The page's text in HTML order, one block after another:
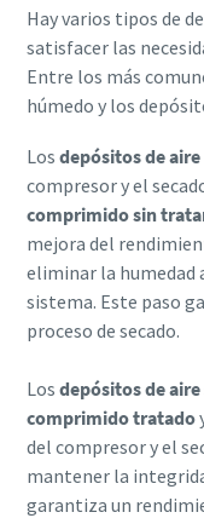
Hay varios tipos de
satisfacer las
Entre los más
húmedo y los
Los depósitos de
compresor y el
comprimido sin
mejora del
eliminar la humedad
sistema. Este paso
proceso de secado.
Los depósitos de aire
comprimido tratado
del compresor y el
mantener la
garantiza un